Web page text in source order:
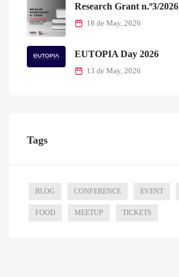
Research Grant n.º3/2026
18 de May, 2026
EUTOPIA Day 2026
13 de May, 2026
Tags
BLOG CONFERENCE EVENT
FOOD MEETUP TICKETS